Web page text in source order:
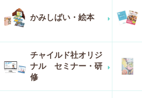
かみしばい・絵本
チャイルド社オリジ
ナル セミナー・研
修